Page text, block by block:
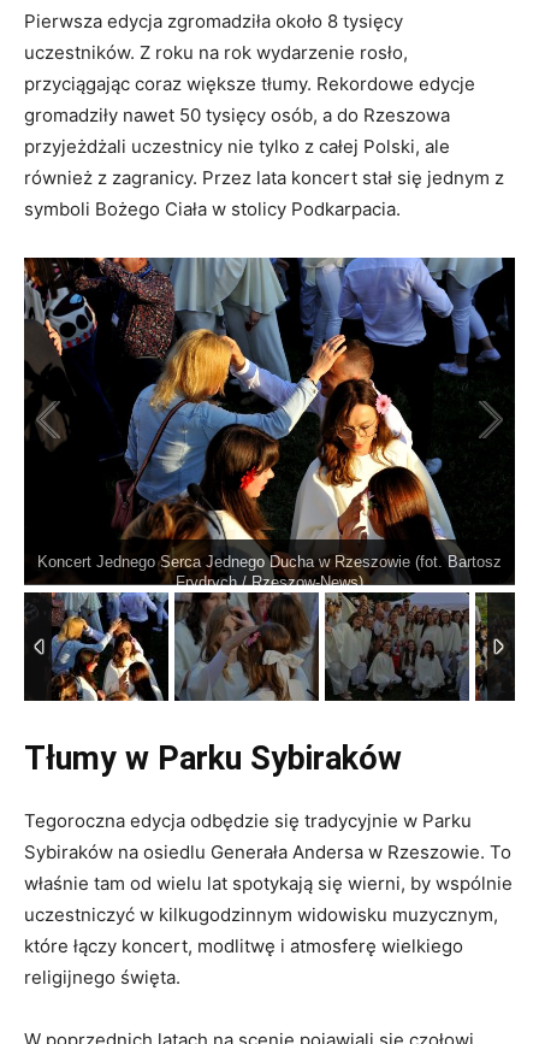
Pierwsza edycja zgromadziła około 8 tysięcy
uczestników. Z roku na rok wydarzenie rosło,
przyciągając coraz większe tłumy. Rekordowe edycje
gromadziły nawet 50 tysięcy osób, a do Rzeszowa
przyjeżdżali uczestnicy nie tylko z całej Polski, ale
również z zagranicy. Przez lata koncert stał się jednym z
symboli Bożego Ciała w stolicy Podkarpacia.
1/72
Koncert Jednego Serca Jednego Ducha w Rzeszowie (fot. Bartosz
Frydrych / Rzeszow-News)
Tłumy w Parku Sybiraków
Tegoroczna edycja odbędzie się tradycyjnie w Parku
Sybiraków na osiedlu Generała Andersa w Rzeszowie. To
właśnie tam od wielu lat spotykają się wierni, by wspólnie
uczestniczyć w kilkugodzinnym widowisku muzycznym,
które łączy koncert, modlitwę i atmosferę wielkiego
religijnego święta.